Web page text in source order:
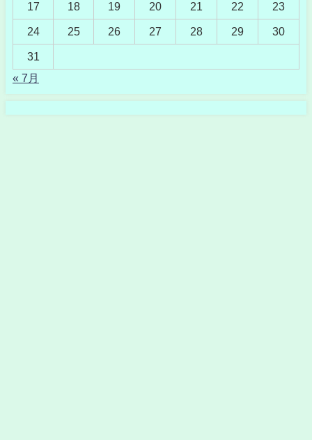
17 18 19 20 21 22 23
24 25 26 27 28 29 30
31
« 7月